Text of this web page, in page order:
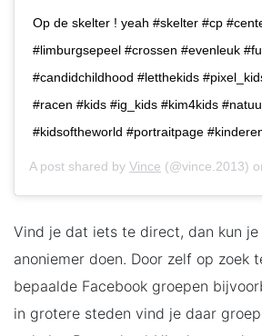
Op de skelter ! yeah #skelter #cp
#limburgsepeel #crossen #evenleuk
#candidchildhood #letthekids
#racen #kids #ig_kids #kim4kids
#kidsoftheworld #portraitpage
A post shared by Vince (@vince.2013)
Vind je dat iets te direct, dan kun
anoniemer doen. Door zelf op zoek
bepaalde Facebook groepen
in grotere steden vind je daar